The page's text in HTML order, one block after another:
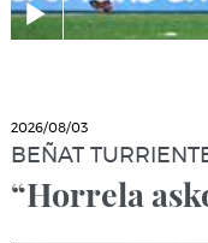
2026/08/03
BEÑAT
“Horrela